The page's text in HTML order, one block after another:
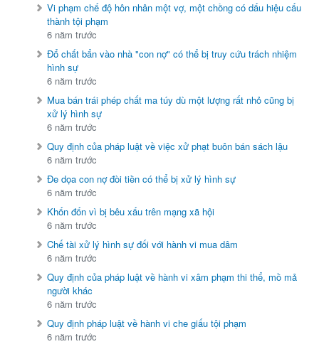
Vi phạm chế độ hôn nhân một vợ, một chồng có dấu hiệu cấu
thành tội phạm
6 năm trước
Đổ chất bẩn vào nhà "con nợ" có thể bị truy cứu trách nhiệm
hình sự
6 năm trước
Mua bán trái phép chất ma túy dù một lượng rất nhỏ cũng bị
xử lý hình sự
6 năm trước
Quy định của pháp luật về việc xử phạt buôn bán sách lậu
6 năm trước
Đe dọa con nợ đòi tiền có thể bị xử lý hình sự
6 năm trước
Khốn đốn vì bị bêu xấu trên mạng xã hội
6 năm trước
Chế tài xử lý hình sự đối với hành vi mua dâm
6 năm trước
Quy định của pháp luật về hành vi xâm phạm thi thể, mồ mả
người khác
6 năm trước
Quy định pháp luật về hành vi che giấu tội phạm
6 năm trước